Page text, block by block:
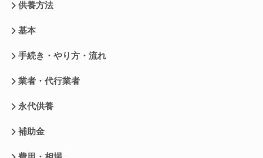
供養方法
基本
手続き・やり方・流れ
業者・代行業者
永代供養
補助金